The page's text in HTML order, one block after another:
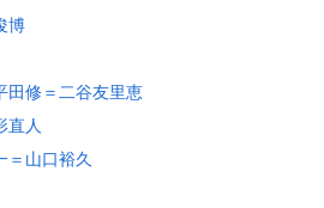
博
田修＝二谷友里恵
直人
＝山口裕久